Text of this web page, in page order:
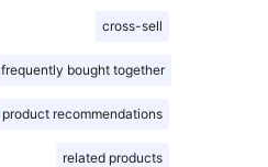
cross-sell
frequently bought together
product recommendations
related products